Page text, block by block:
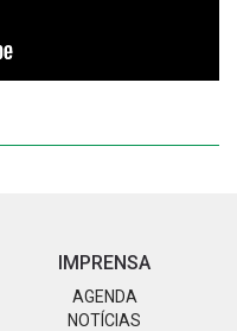
IMPRENSA
AGENDA
NOTÍCIAS